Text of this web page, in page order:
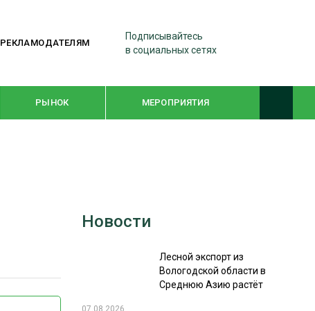
РЕКЛАМОДАТЕЛЯМ
Подписывайтесь
в социальных сетях
РЫНОК МЕРОПРИЯТИЯ
WOODEX-2021
СУШКА ДРЕВЕСИНЫ
Новости
Лесной экспорт из
Вологодской области в
Среднюю Азию растёт
07.08.2026